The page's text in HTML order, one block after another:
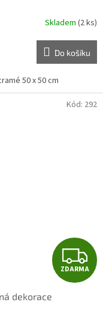
Skladem (2 ks)
Do košíku
50 x 50 cm
Z
D
ZDARMA
dekorace
Kód: 292